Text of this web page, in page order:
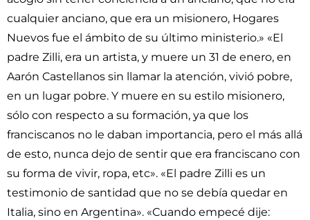
cualquier anciano, que era un misionero, Hogares
Nuevos fue el ámbito de su último ministerio.» «El
padre Zilli, era un artista, y muere un 31 de enero, en
Aarón Castellanos sin llamar la atención, vivió pobre,
en un lugar pobre. Y muere en su estilo misionero,
sólo con respecto a su formación, ya que los
franciscanos no le daban importancia, pero el más allá
de esto, nunca dejo de sentir que era franciscano con
su forma de vivir, ropa, etc». «El padre Zilli es un
testimonio de santidad que no se debía quedar en
Italia, sino en Argentina». «Cuando empecé dije: